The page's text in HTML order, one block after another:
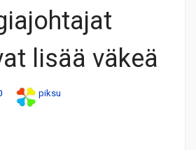
lisää väkeä
piksu